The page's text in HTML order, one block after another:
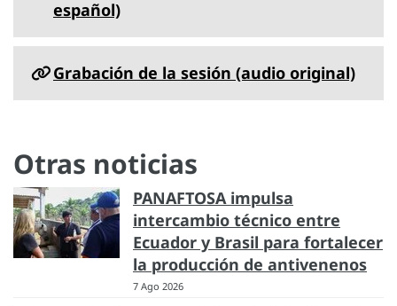
español)
Grabación de la sesión (audio original)
Otras noticias
PANAFTOSA impulsa
intercambio técnico entre
Ecuador y Brasil para fortalecer
la producción de antivenenos
7 Ago 2026